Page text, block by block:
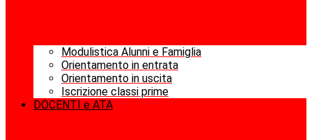
Modulistica Alunni e Famiglia
Orientamento in entrata
Orientamento in uscita
Iscrizione classi prime
DOCENTI e ATA